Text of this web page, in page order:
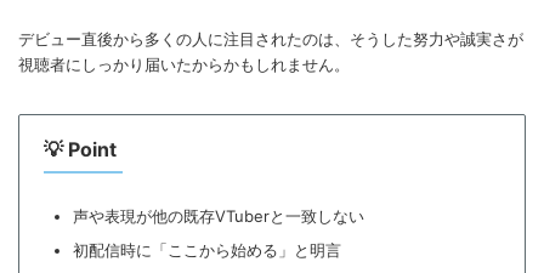
デビュー直後から多くの人に注目されたのは、そうした努力や誠実さが
視聴者にしっかり届いたからかもしれません。
💡 Point
声や表現が他の既存VTuberと一致しない
初配信時に「ここから始める」と明言